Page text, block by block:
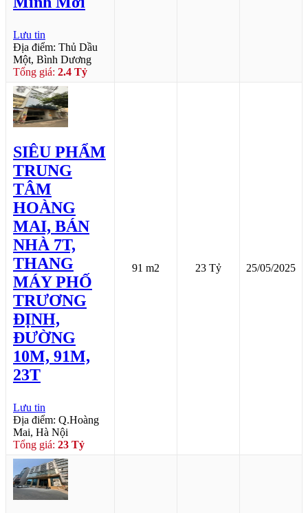
Lưu tin
Địa điểm: Thủ Dầu
Một, Bình Dương
Tổng giá: 2.4 Tỷ
SIÊU PHẨM
TRUNG
TÂM
HOÀNG
MAI, BÁN
NHÀ 7T,
THANG
MÁY PHỐ
TRƯƠNG
ĐỊNH,
ĐƯỜNG
10M, 91M,
23T
Lưu tin
Địa điểm: Q.Hoàng
Mai, Hà Nội
Tổng giá: 23 Tỷ
91 m2 23 Tỷ 25/05/2025